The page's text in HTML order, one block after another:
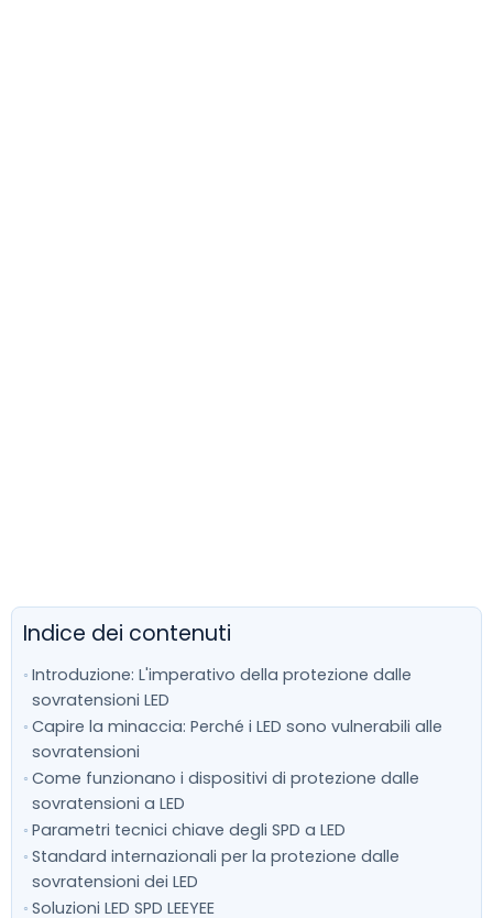
Indice dei contenuti
Introduzione: L'imperativo della protezione dalle
sovratensioni LED
Capire la minaccia: Perché i LED sono vulnerabili alle
sovratensioni
Come funzionano i dispositivi di protezione dalle
sovratensioni a LED
Parametri tecnici chiave degli SPD a LED
Standard internazionali per la protezione dalle
sovratensioni dei LED
Soluzioni LED SPD LEEYEE